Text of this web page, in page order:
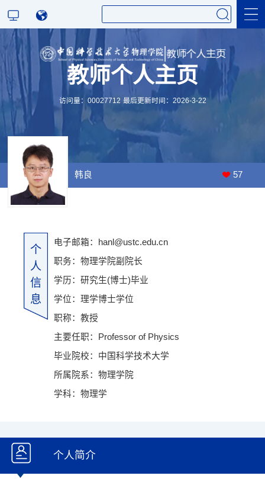
教师个人主页
访问量： 00027712 最后更新时间： 2026-3-22
韩良 57
个
人
信
息
电子邮箱：
hanl@ustc.edu.cn
职务：物理学院副院长
学历：研究生(博士)毕业
学位：理学博士学位
职称：教授
主要任职：Professor of Physics
毕业院校：中国科学技术大学
所属院系：物理学院
学科：物理学
个人简介